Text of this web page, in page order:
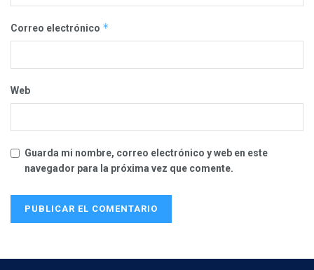
Correo electrónico *
Web
Guarda mi nombre, correo electrónico y web en este
navegador para la próxima vez que comente.